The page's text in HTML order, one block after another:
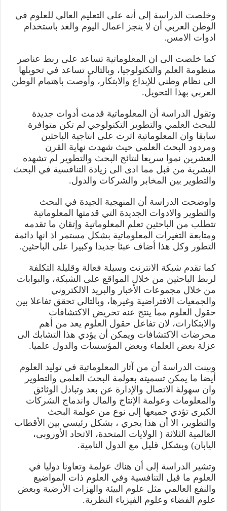
وخلصت الدراسة إلى أنه على التعليم العالي للعلوم في
الوطن العربي أن لا ينجز اعمال اليوم والغد باستخدام
ادوات الامس.
كما خلصت الى ان المعلوماتية تساعد علی ربط عناصر
منظومة العلم والتكنولوجيا، وبالتالي تساعد في تحويلها
الى نظام وطني للإبداع والابتكار، وأوصت باهتمام الوطن
العربي بهذا التحويل.
وتقول الدراسة أن المعلوماتية قدمت أدوات جديدة
للبحث العلمي والتطوير التكنولوجي لم تكن متوافرة
سابقا وان المعلوماتية اثرت على انتاجية الباحثين
ومردود البحث العلمي حيث شهدت نهاية القرن
العشرين نموا سريعا لنتائج البحث والتطوير لم تشهده
البشرية من قبل مما ادى الى زيادة التنافسية في البحث
والتطوير بين المخابر والشركات والدول.
واوضحت الدراسة أن المنهجية الجيدة في البحث
والتطوير والادوات الجديدة التي قدمتها المعلوماتية
تتطلب من الباحثين تعلم المعلوماتية وإتقان ما تقدمه
ومتابعة التغيرات المعلوماتية بشكل مستمر اذ انها دائمة
التطور وكل هذا أضاف عبئا جديدا وكبيرا على الباحثين.
كما تقدم شبكة الانترنت وسيلة فعالة وقليلة التكلفة
لربط الباحثين من خلال المواقع على الشبكة، والبوابات
من خلال مجموعات الأخبار والبريد الالكتروني
والجمعيات الافتراضية وغيرها، وبالتالي تحقق تفاعلا بين
حقول العلوم مما ينتج عنه تحريض الاكتشافات
والابتكارات، لان تفاعل حقول العلوم يعد من أهم
محرضات الاكتشافات ويمكن أن يؤدي هذا التشابك الى
عزلة بعض العلماء وبعض المؤسسات والدول علميا.
وبينت الدراسة أن من آثار المعلوماتية في توليد العلوم
أيضا ما يمكن تسميته بعولمة البحث العلمي والتطوير
وان سهولة الاتصال والإدارة عن بعد وتبادل الوثائق
والمعلومات وعولمة الإنتاج والمال واندماج الشركات
الكبرى تؤدي جميعها إلى نوع من عولمة البحث
والتطوير، الا أن هذا يجري ، بشكل رئيسي بين الأقطاب
العالمية الثلاثة ( الولايات المتحدة، الاتحاد الأوروبی،
اليابان) وبشكل قليل مع الدول النامية.
وتشير الدراسة إلى أن هناك عولمة وتعاونا دوليا في
العلوم ما قبل التنافسية وفي العلوم ذات المواضيع
والنفع العالمي مثل علوم البيئة والهزات الأرضية وبعض
علوم الفضاء وعلوم الفيزياء النظرية.